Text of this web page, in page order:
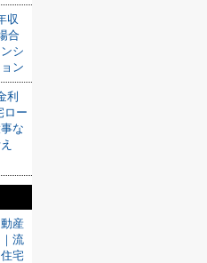
収
合
シ
ン
利
ロー
な
産
流
宅